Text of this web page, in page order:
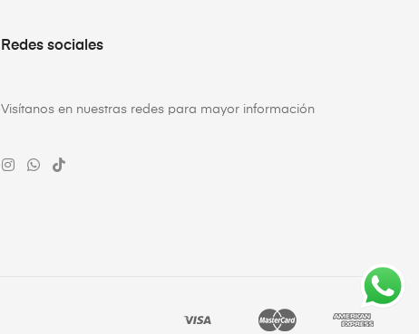
Redes sociales
Visítanos en nuestras redes para mayor información